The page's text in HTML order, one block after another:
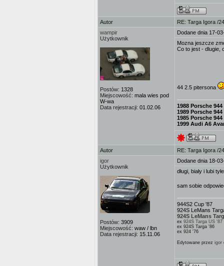
Autor
RE: Targa Igora /
wampir
Użytkownik
Postów: 1328
Miejscowość: mala wies pod
W-wa
Data rejestracji: 01.02.06
Dodane dnia 17-
Mozna jeszcze
Co to jest - dlugie,
44 2.5 pitersona
1988 Porsche 944
1989 Porsche
1985 Porsche 944
1999 Audi A6
Autor
RE: Targa Igora /
igor
Użytkownik
Postów: 3909
Miejscowość: waw / lbn
Data rejestracji: 15.11.06
Dodane dnia 18-
długi, biały i lubi
sam sobie
944S2 Cup '87
924S LeMans
924S LeMans
ex 924S Targa US '87
ex 924S Targa '86
ex 924 '76
Edytowane przez igor